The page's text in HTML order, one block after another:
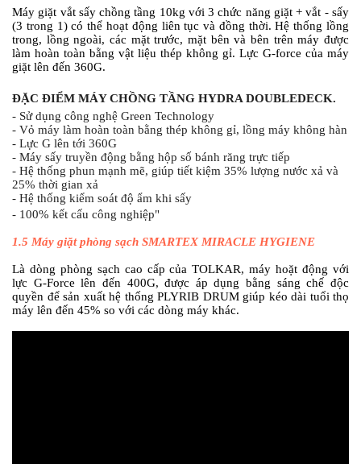
Máy giặt vắt sấy chồng tầng 10kg với 3 chức năng giặt + vắt - sấy
(3 trong 1) có thể hoạt động liên tục và đồng thời. Hệ thống lồng
trong, lồng ngoài, các mặt trước, mặt bên và bên trên máy được
làm hoàn toàn bằng vật liệu thép không gỉ. Lực G-force của máy
giặt lên đến 360G.
ĐẶC ĐIỂM MÁY CHỒNG TẦNG HYDRA DOUBLEDECK.
- Sử dụng công nghệ Green Technology
- Vỏ máy làm hoàn toàn bằng thép không gỉ, lồng máy không hàn
- Lực G lên tới 360G
- Máy sấy truyền động bằng hộp số bánh răng trực tiếp
- Hệ thống phun mạnh mẽ, giúp tiết kiệm 35% lượng nước xả và
25% thời gian xả
- Hệ thống kiểm soát độ ẩm khi sấy
- 100% kết cấu công nghiệp"
1.5 Máy giặt phòng sạch SMARTEX MIRACLE HYGIENE
Là dòng phòng sạch cao cấp của TOLKAR, máy hoặt động với
lực G-Force lên đến 400G, được áp dụng bằng sáng chế độc
quyền để sản xuất hệ thống PLYRIB DRUM giúp kéo dài tuổi thọ
máy lên đến 45% so với các dòng máy khác.